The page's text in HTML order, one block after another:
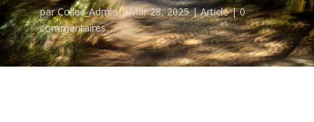
parCollec_Admin|Mar 28, 2025|Article|0
commentaires